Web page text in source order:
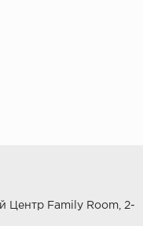
Центр Family Room, 2-